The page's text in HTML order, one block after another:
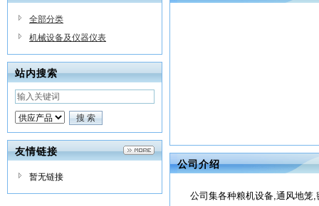
全部分类
机械设备及仪器仪表
站内搜索
友情链接
暂无链接
公司介绍
公司集各种粮机设备,通风地笼